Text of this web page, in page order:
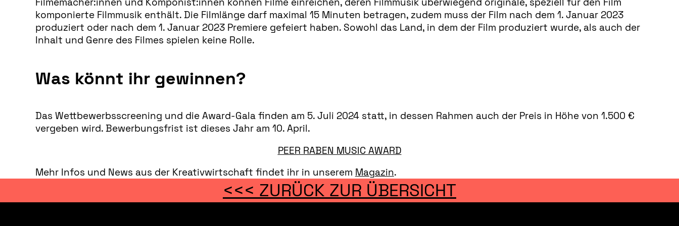
komponierte Filmmusik enthält. Die Filmlänge darf maximal 15 Minuten betragen, zudem muss der Film nach dem 1. Januar 2023
produziert oder nach dem 1. Januar 2023 Premiere gefeiert haben. Sowohl das Land, in dem der Film produziert wurde, als auch der
Inhalt und Genre des Filmes spielen keine Rolle.
Was könnt ihr gewinnen?
Das Wettbewerbsscreening und die Award-Gala finden am 5. Juli 2024 statt, in dessen Rahmen auch der Preis in Höhe von 1.500 €
vergeben wird. Bewerbungsfrist ist dieses Jahr am 10. April.
PEER RABEN MUSIC AWARD
Mehr Infos und News aus der Kreativwirtschaft findet ihr in unserem Magazin.
<<< ZURÜCK ZUR ÜBERSICHT